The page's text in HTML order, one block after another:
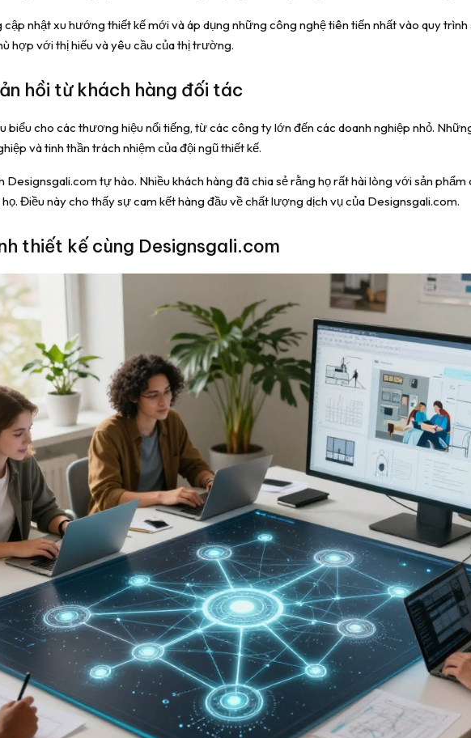
nhật xu hướng thiết kế mới và áp dụng những công nghệ tiên tiến nhất vào quy
hợp với thị hiếu và yêu cầu của thị trường.
hồi từ khách hàng đối tác
biểu cho các thương hiệu nổi tiếng, từ các công ty lớn đến các doanh nghiệp nhỏ.
và tinh thần trách nhiệm của đội ngũ thiết kế.
Designsgali.com tự hào. Nhiều khách hàng đã chia sẻ rằng họ rất hài lòng với sản
Điều này cho thấy sự cam kết hàng đầu về chất lượng dịch vụ của Designsgali.com.
thiết kế cùng Designsgali.com